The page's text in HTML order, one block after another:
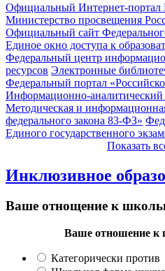
Официальный Интернет-портал
Министерство просвещения
Официальный сайт
Единое окно доступа к
Федеральный центр
ресурсов Электронные
Федеральный портал
Информационно-
Методическая и
федерального закона 83-ФЗ»
Единого государственного
Показать
Инклюзивное
Ваше отнощение к
Ваше отношение к
Категорически против